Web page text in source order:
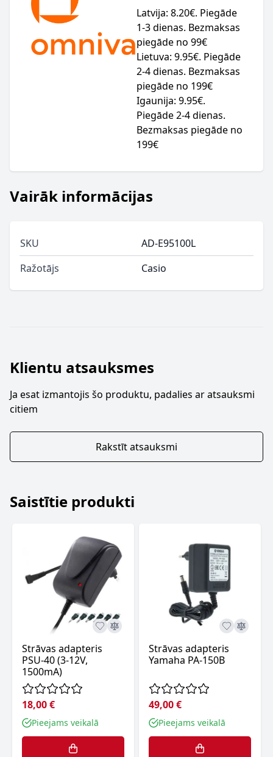
Latvija: 8.20€. Piegāde
1-3 dienas. Bezmaksas
piegāde no 99€
Lietuva: 9.95€. Piegāde
2-4 dienas. Bezmaksas
piegāde no 199€
Igaunija: 9.95€.
Piegāde 2-4 dienas.
Bezmaksas piegāde no
199€
Vairāk informācijas
SKU
AD-E95100L
Ražotājs
Casio
Klientu atsauksmes
Ja esat izmantojis šo produktu, padalies ar atsauksmi
citiem
Rakstīt atsauksmi
Saistītie produkti
Strāvas adapteris
PSU-40 (3-12V,
1500mA)
18,00 €
Pieejams veikalā
Strāvas adapteris
Yamaha PA-150B
49,00 €
Pieejams veikalā